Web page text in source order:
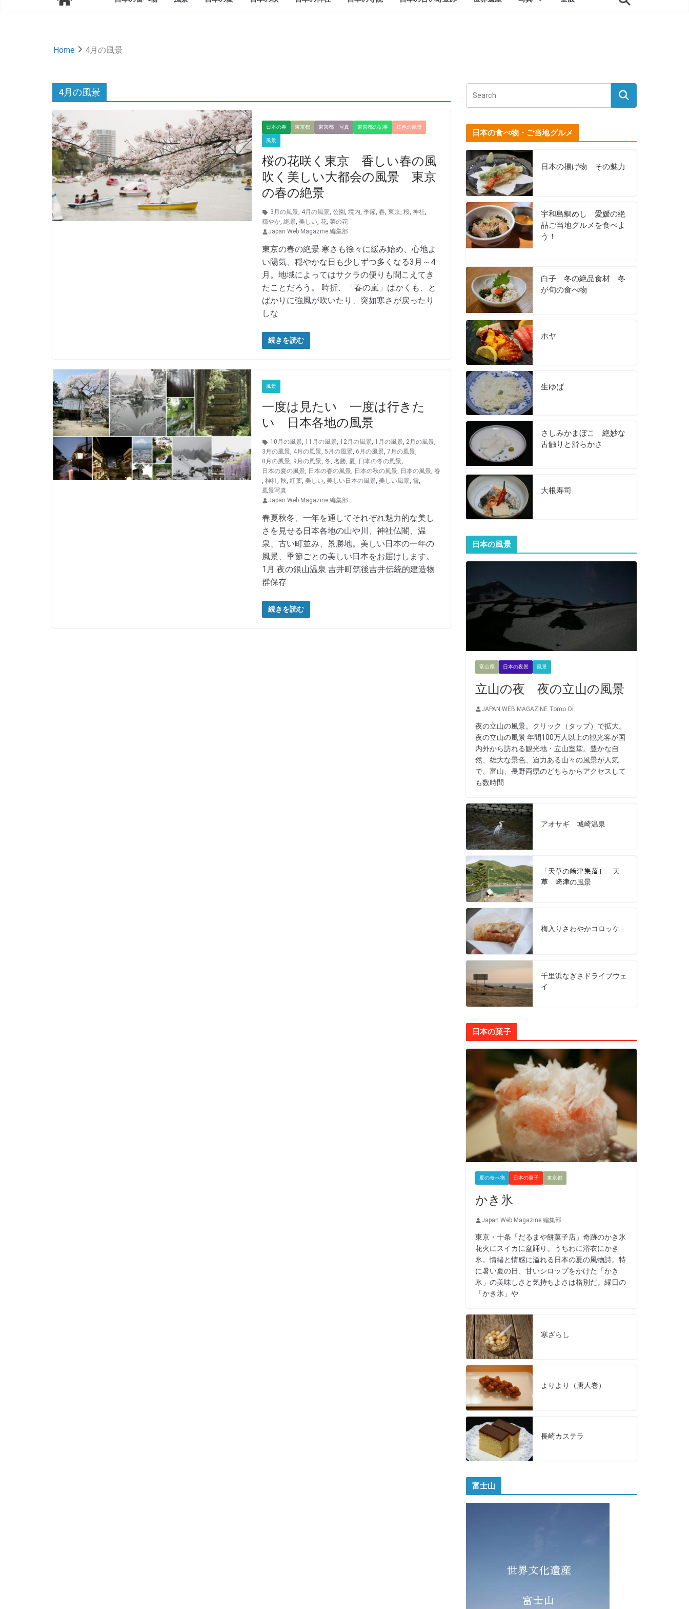
Home 4月の風景
4月の風景
日本の春 東京都 東京都 写真 東京都の記事 桜色の風景
風景
桜の花咲く東京 香しい春の風
吹く美しい大都会の風景 東京
の春の絶景
3月の風景, 4月の風景, 公園, 境内, 季節, 春, 東京, 桜, 神社,
穏やか, 絶景, 美しい, 花, 菜の花
Japan Web Magazine 編集部
東京の春の絶景 寒さも徐々に緩み始め、心地よ
い陽気、穏やかな日も少しずつ多くなる3月～4
月。地域によってはサクラの便りも聞こえてき
たことだろう。 時折、「春の嵐」はかくも、と
ばかりに強風が吹いたり、突如寒さが戻ったり
しな
続きを読む
風景
一度は見たい 一度は行きた
い 日本各地の風景
10月の風景, 11月の風景, 12月の風景, 1月の風景, 2月の風景,
3月の風景, 4月の風景, 5月の風景, 6月の風景, 7月の風景,
8月の風景, 9月の風景, 冬, 名勝, 夏, 日本の冬の風景,
日本の夏の風景, 日本の春の風景, 日本の秋の風景, 日本の風景, 春
, 神社, 秋, 紅葉, 美しい, 美しい日本の風景, 美しい風景, 雪,
風景写真
Japan Web Magazine 編集部
春夏秋冬、一年を通してそれぞれ魅力的な美し
さを見せる日本各地の山や川、神社仏閣、温
泉、古い町並み、景勝地。美しい日本の一年の
風景、季節ごとの美しい日本をお届けします。
1月 夜の銀山温泉 吉井町筑後吉井伝統的建造物
群保存
続きを読む
日本の食べ物・ご当地グルメ
日本の揚げ物 その魅力
宇和島鯛めし 愛媛の絶
品ご当地グルメを食べよ
う！
白子 冬の絶品食材 冬
が旬の食べ物
ホヤ
生ゆば
さしみかまぼこ 絶妙な
舌触りと滑らかさ
大根寿司
日本の風景
富山県 日本の夜景 風景
立山の夜 夜の立山の風景
JAPAN WEB MAGAZINE Tomo Oi
夜の立山の風景。クリック（タップ）で拡大。
夜の立山の風景 年間100万人以上の観光客が国
内外から訪れる観光地・立山室堂。豊かな自
然、雄大な景色、迫力ある山々の風景が人気
で、富山、長野両県のどちらからアクセスして
も数時間
アオサギ 城崎温泉
「天草の﨑津集落」 天
草 崎津の風景
梅入りさわやかコロッケ
千里浜なぎさドライブウェ
イ
日本の菓子
夏の食べ物 日本の菓子 東京都
かき氷
Japan Web Magazine 編集部
東京・十条「だるまや餅菓子店」奇跡のかき氷
花火にスイカに盆踊り。うちわに浴衣にかき
氷。情緒と情感に溢れる日本の夏の風物詩。特
に暑い夏の日、甘いシロップをかけた「かき
氷」の美味しさと気持ちよさは格別だ。縁日の
「かき氷」や
寒ざらし
よりより（唐人巻）
長崎カステラ
富士山